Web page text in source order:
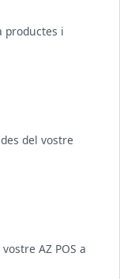
productes i
del vostre
AZ POS a